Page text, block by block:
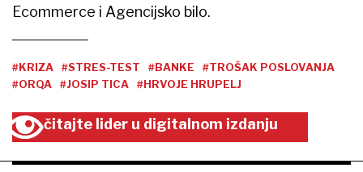
Ecommerce i Agencijsko bilo.
#KRIZA #STRES-TEST #BANKE
#TROŠAK POSLOVANJA
#ORQA
#JOSIP TICA #HRVOJE HRUPELJ
čitajte lider u digitalnom izdanju